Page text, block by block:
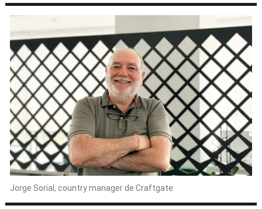
Jorge Sorial, country manager de Craftgate